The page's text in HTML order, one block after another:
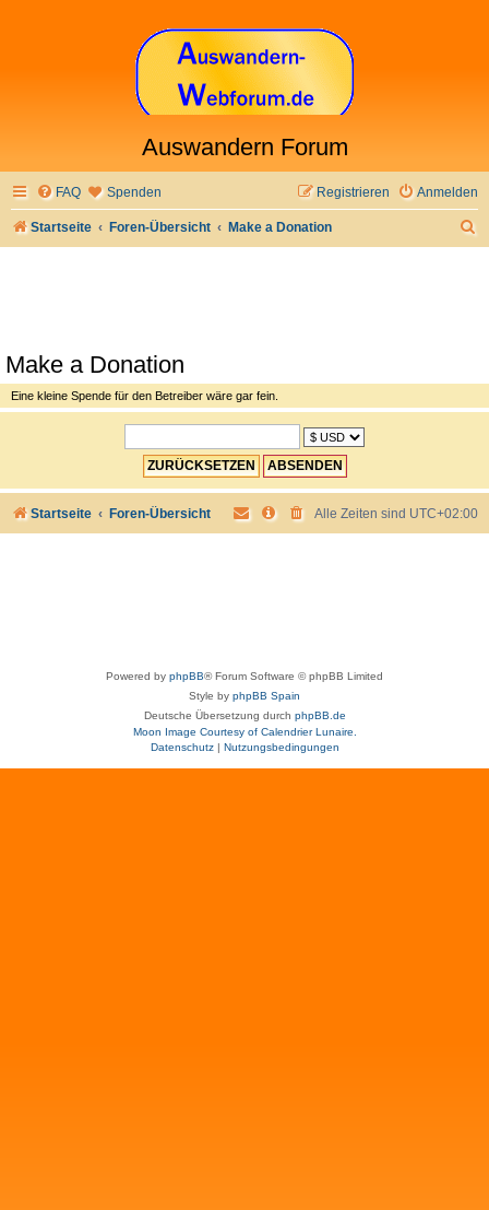
Auswandern Forum
FAQ Spenden Anmelden
Registrieren
Startseite Foren-Übersicht Make a Donation
Make a Donation
Eine kleine Spende für den Betreiber wäre gar fein.
Startseite Foren-Übersicht Alle Zeiten sind UTC+02:00
Powered by phpBB® Forum Software © phpBB Limited
Style by phpBB Spain
Deutsche Übersetzung durch phpBB.de
Moon Image Courtesy of Calendrier Lunaire.
Datenschutz| Nutzungsbedingungen